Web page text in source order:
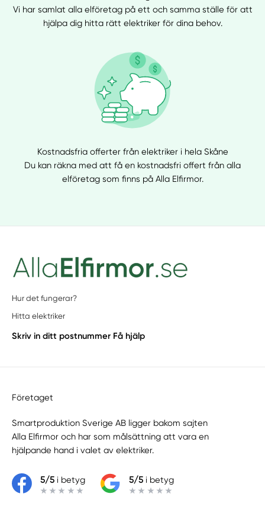
Vi har samlat alla elföretag på ett och samma ställe för att
hjälpa dig hitta rätt elektriker för dina behov.
Kostnadsfria offerter från elektriker i hela Skåne
Du kan räkna med att få en kostnadsfri offert från alla
elföretag som finns på Alla Elfirmor.
Hur det fungerar?
Hitta elektriker
Skriv in ditt postnummer Få hjälp
Företaget
Smartproduktion Sverige AB ligger bakom sajten
Alla Elfirmor och har som målsättning att vara en
hjälpande hand i valet av elektriker.
5/5i betyg 5/5i betyg